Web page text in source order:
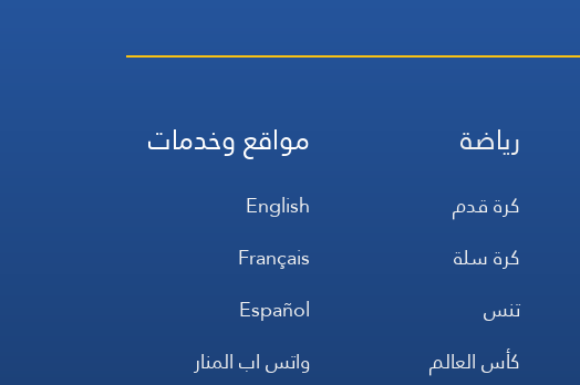
رياضة
كرة قدم
كرة سلة
تنس
كأس العالم
مواقع وخدمات
English
Français
Español
واتس اب المنار